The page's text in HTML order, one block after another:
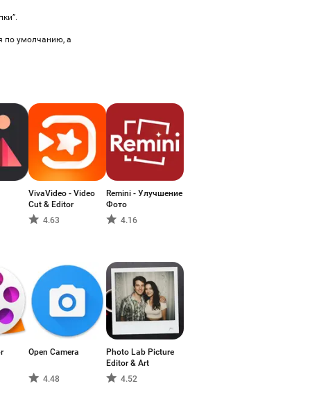
по умолчанию, а
VivaVideo - Video
Cut & Editor
4.63
Remini - Улучшение
Фото
4.16
Open Camera
4.48
Photo Lab Picture
Editor & Art
4.52